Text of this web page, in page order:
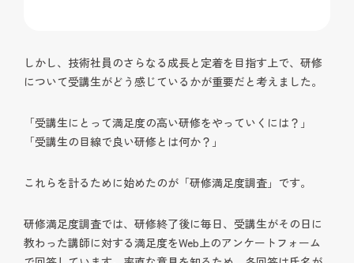
しかし、技術社員のさらなる成長と定着を目指す上で、研修
について受講生がどう感じているかが重要だと考えました。
「受講生にとって満足度の高い研修をやっていくには？」
「受講生の目線で良い研修とは何か？」
これらを計るために始めたのが「研修満足度調査」です。
研修満足度調査では、研修終了後に毎日、受講生がその日に
教わった講師に対する満足度をWeb上のアンケートフォーム